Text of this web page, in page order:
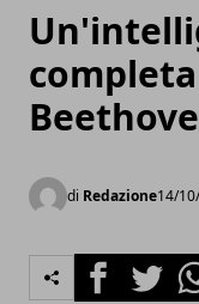
di Redazione14/
FacebookTwitter